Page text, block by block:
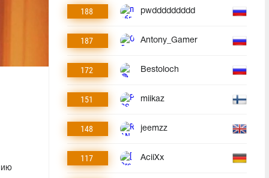
188 pwddddddddd
187 Antony_Gamer
172 Bestoloch
151 miikaz
148 jeemzz
117 AciiXx